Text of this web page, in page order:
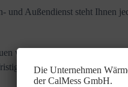
und Außendienst steht Ihnen
wir uns Ihr Objekt vor Ort an
ein optimales Angebot
Die Unternehmen
derCalMess GmbH.